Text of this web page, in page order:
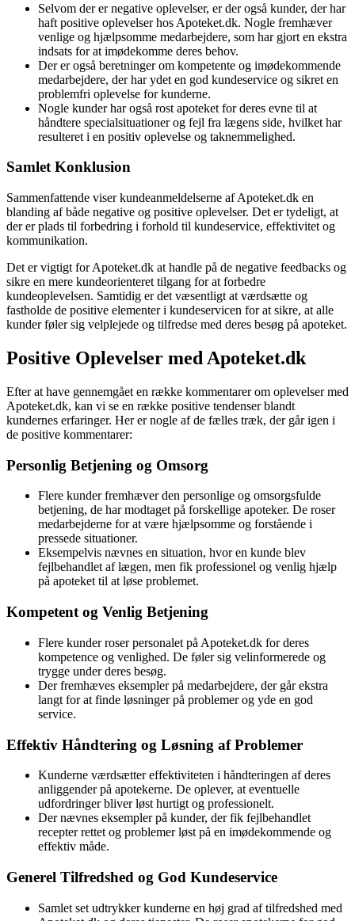
Selvom der er negative oplevelser, er der også kunder, der har
haft positive oplevelser hos Apoteket.dk. Nogle fremhæver
venlige og hjælpsomme medarbejdere, som har gjort en ekstra
indsats for at imødekomme deres behov.
Der er også beretninger om kompetente og imødekommende
medarbejdere, der har ydet en god kundeservice og sikret en
problemfri oplevelse for kunderne.
Nogle kunder har også rost apoteket for deres evne til at
håndtere specialsituationer og fejl fra lægens side, hvilket har
resulteret i en positiv oplevelse og taknemmelighed.
Samlet Konklusion
Sammenfattende viser kundeanmeldelserne af Apoteket.dk en
blanding af både negative og positive oplevelser. Det er tydeligt, at
der er plads til forbedring i forhold til kundeservice, effektivitet og
kommunikation.
Det er vigtigt for Apoteket.dk at handle på de negative feedbacks og
sikre en mere kundeorienteret tilgang for at forbedre
kundeoplevelsen. Samtidig er det væsentligt at værdsætte og
fastholde de positive elementer i kundeservicen for at sikre, at alle
kunder føler sig velplejede og tilfredse med deres besøg på apoteket.
Positive Oplevelser med Apoteket.dk
Efter at have gennemgået en række kommentarer om oplevelser med
Apoteket.dk, kan vi se en række positive tendenser blandt
kundernes erfaringer. Her er nogle af de fælles træk, der går igen i
de positive kommentarer:
Personlig Betjening og Omsorg
Flere kunder fremhæver den personlige og omsorgsfulde
betjening, de har modtaget på forskellige apoteker. De roser
medarbejderne for at være hjælpsomme og forstående i
pressede situationer.
Eksempelvis nævnes en situation, hvor en kunde blev
fejlbehandlet af lægen, men fik professionel og venlig hjælp
på apoteket til at løse problemet.
Kompetent og Venlig Betjening
Flere kunder roser personalet på Apoteket.dk for deres
kompetence og venlighed. De føler sig velinformerede og
trygge under deres besøg.
Der fremhæves eksempler på medarbejdere, der går ekstra
langt for at finde løsninger på problemer og yde en god
service.
Effektiv Håndtering og Løsning af Problemer
Kunderne værdsætter effektiviteten i håndteringen af deres
anliggender på apotekerne. De oplever, at eventuelle
udfordringer bliver løst hurtigt og professionelt.
Der nævnes eksempler på kunder, der fik fejlbehandlet
recepter rettet og problemer løst på en imødekommende og
effektiv måde.
Generel Tilfredshed og God Kundeservice
Samlet set udtrykker kunderne en høj grad af tilfredshed med